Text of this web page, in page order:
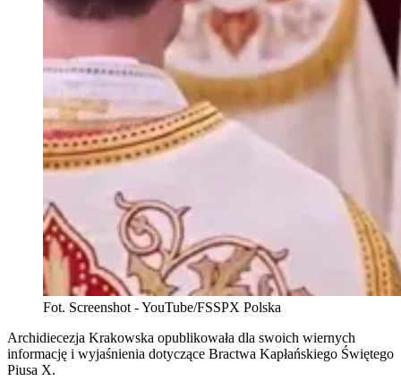
Fot. Screenshot - YouTube/FSSPX Polska
Archidiecezja Krakowska opublikowała dla swoich wiernych
informację i wyjaśnienia dotyczące Bractwa Kapłańskiego Świętego
Piusa X.